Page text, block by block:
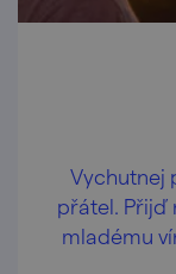
Vychutnej
přátel. Přijď
mladému